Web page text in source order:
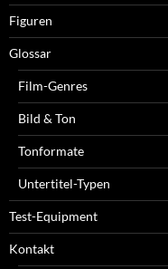
Figuren
Glossar
Film-Genres
Bild & Ton
Tonformate
Untertitel-Typen
Test-Equipment
Kontakt